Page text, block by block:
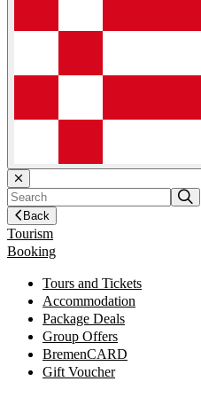
Back
Tourism
Booking
Tours and Tickets
Accommodation
Package Deals
Group Offers
BremenCARD
Gift Voucher